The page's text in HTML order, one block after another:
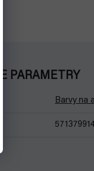
PARAMETRY
Barvy na